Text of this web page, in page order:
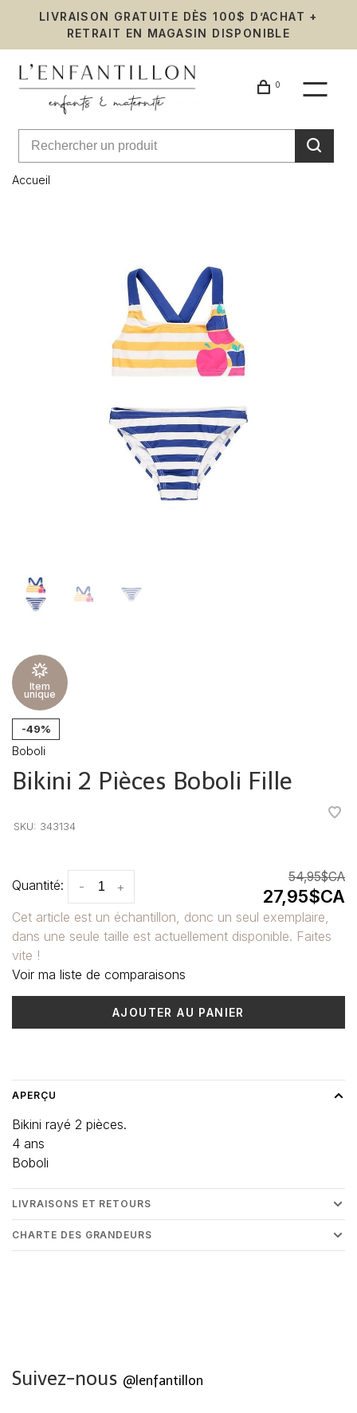
LIVRAISON GRATUITE DÈS 100$ D’ACHAT +
RETRAIT EN MAGASIN DISPONIBLE
0
Accueil
Item
unique
-49%
Boboli
Bikini 2 Pièces Boboli Fille
SKU: 343134
Quantité: +
-
54,95$CA
27,95$CA
Cet article est un échantillon, donc un seul exemplaire,
dans une seule taille est actuellement disponible. Faites
vite !
Voir ma liste de comparaisons
AJOUTER AU PANIER
APERÇU
Bikini rayé 2 pièces.
4 ans
Boboli
LIVRAISONS ET RETOURS
CHARTE DES GRANDEURS
Suivez-nous @lenfantillon